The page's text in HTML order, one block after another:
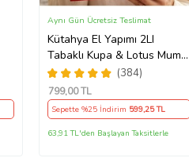
Kütahya El Yapımı 2LI
Tabaklı Kupa & Lotus Mum-
Kiraz Mevsimi (384)
Aynı Gün Ücretsiz Teslimat
799,00 TL
Sepette %25 İndirim 599,25 TL
63,91 TL'den Başlayan Taksitlerle